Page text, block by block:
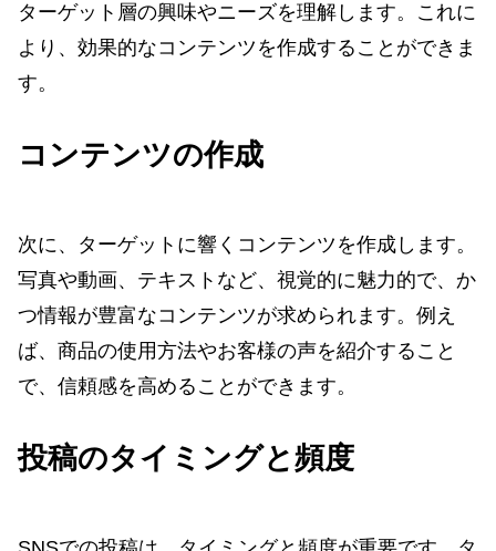
ターゲット層の興味やニーズを理解します。これに
より、効果的なコンテンツを作成することができま
す。
コンテンツの作成
次に、ターゲットに響くコンテンツを作成します。
写真や動画、テキストなど、視覚的に魅力的で、か
つ情報が豊富なコンテンツが求められます。例え
ば、商品の使用方法やお客様の声を紹介すること
で、信頼感を高めることができます。
投稿のタイミングと頻度